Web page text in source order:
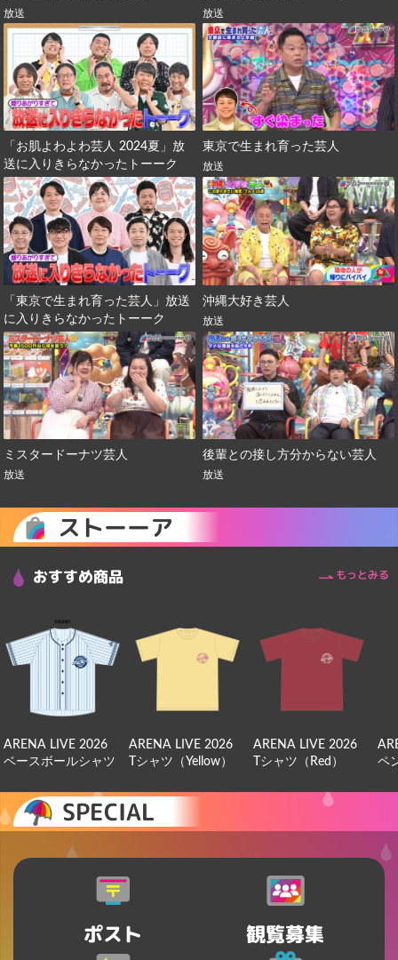
放送 放送
「お肌よわよわ芸人 2024夏」放
送に入りきらなかったトーーク
東京で生まれ育った芸人
放送
「東京で生まれ育った芸人」放送
に入りきらなかったトーーク
沖縄大好き芸人
放送
ミスタードーナツ芸人
放送
後輩との接し方分からない芸人
放送
ストーーア
おすすめ商品 もっとみる
ARENA LIVE 2026
ベースボールシャツ
ARENA LIVE 2026
Tシャツ（Yellow）
ARENA LIVE 2026
Tシャツ（Red）
ペ
SPECIAL
ポスト 観覧募集